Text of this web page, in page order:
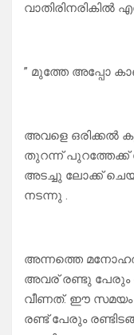
വാതിരിനരികിൽ
” മുത്തേ അപ്പോ
അവളെ ഒരിക്കൽ
തുറന്ന്
അടച്ചു ലോക്ക്
നടന്നു .
അന്നത്തെ
അവര് രണ്ടു പേരും
വീണത്. ഈ സമയം
രണ്ട് പേരും